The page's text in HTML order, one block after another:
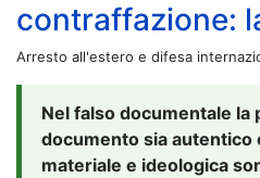
contraffazione:
Arresto all'estero e difesa
Nel falso documentale la
documento sia autentico
materiale e ideologica